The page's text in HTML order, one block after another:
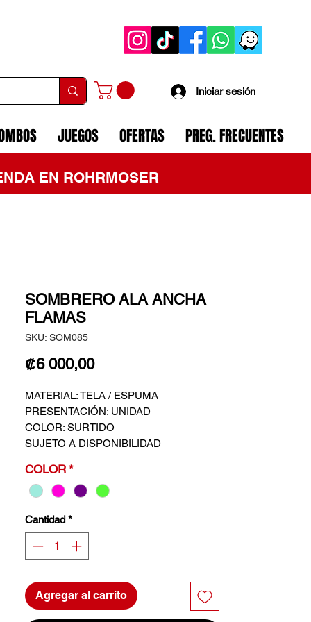
Iniciar sesión
JUEGOS OFERTAS PREG. FRECUENTES
EN ROHRMOSER
SOMBRERO ALA ANCHA
FLAMAS
SKU: SOM085
₡6 000,00Precio
MATERIAL: TELA / ESPUMA
PRESENTACIÓN: UNIDAD
COLOR: SURTIDO
SUJETO A DISPONIBILIDAD
COLOR *
Cantidad *
Agregar al carrito